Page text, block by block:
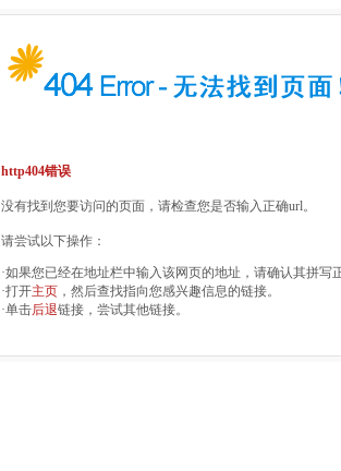
http404错误
没有找到您要访问的页面，请检查您是否输入正确url。
请尝试以下操作：
·如果您已经在地址栏中输入该网页的地址，请确认其拼写
·打开主页 ，然后查找指向您感兴趣信息的链接。
·单击后退链接，尝试其他链接。